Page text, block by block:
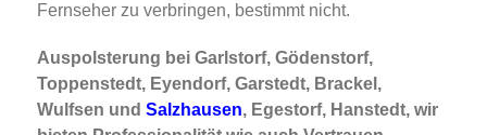
Fernseher zu verbringen, bestimmt nicht.
Auspolsterung bei Garlstorf, Gödenstorf,
Toppenstedt, Eyendorf, Garstedt, Brackel,
Wulfsen und Salzhausen, Egestorf, Hanstedt, wir